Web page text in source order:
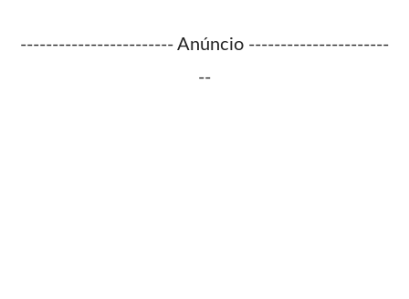
------------------------ Anúncio ----------------------
--